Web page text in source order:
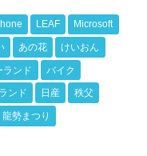
LEAF Microsoft
あの花 けいおん
ランド バイク
ンド 日産 秩父
龍勢まつり